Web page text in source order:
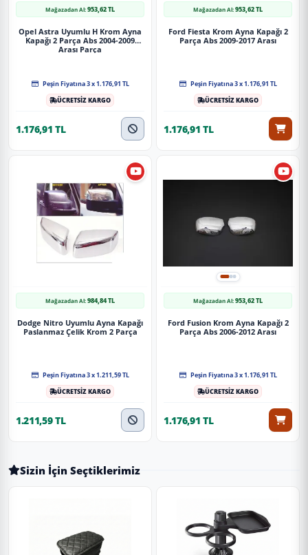
Mağazadan Al:953,62 TL
Opel Astra Uyumlu H Krom Ayna
Kapağı 2 Parça Abs 2004-2009
Arası Parça
Peşin Fiyatına 3 x 1.176,91 TL
ÜCRETSİZ KARGO
1.176,91 TL
Mağazadan Al:953,62 TL
Ford Fiesta Krom Ayna Kapağı 2
Parça Abs 2009-2017 Arası
Peşin Fiyatına 3 x 1.176,91 TL
ÜCRETSİZ KARGO
1.176,91 TL
Mağazadan Al:984,84 TL
Dodge Nitro Uyumlu Ayna Kapağı
Paslanmaz Çelik Krom 2 Parça
Peşin Fiyatına 3 x 1.211,59 TL
ÜCRETSİZ KARGO
1.211,59 TL
Mağazadan Al:953,62 TL
Ford Fusion Krom Ayna Kapağı 2
Parça Abs 2006-2012 Arası
Peşin Fiyatına 3 x 1.176,91 TL
ÜCRETSİZ KARGO
1.176,91 TL
Sizin İçin Seçtiklerimiz